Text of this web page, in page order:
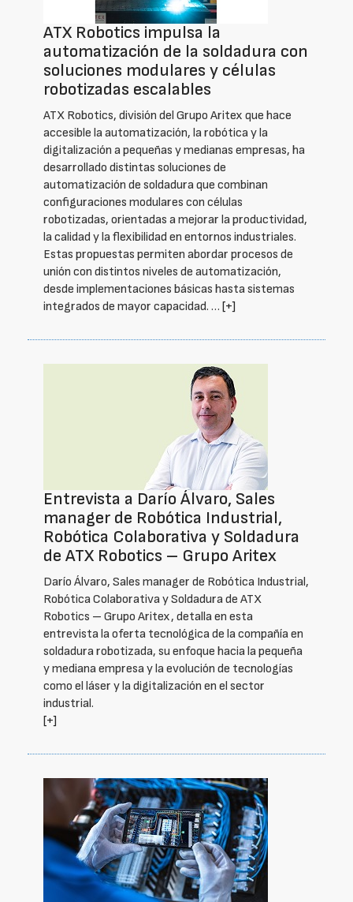
ATX Robotics impulsa la
automatización de la soldadura con
soluciones modulares y células
robotizadas escalables
ATX Robotics, división del Grupo Aritex que hace
accesible la automatización, la robótica y la
digitalización a pequeñas y medianas empresas, ha
desarrollado distintas soluciones de
automatización de soldadura que combinan
configuraciones modulares con células
robotizadas, orientadas a mejorar la productividad,
la calidad y la flexibilidad en entornos industriales.
Estas propuestas permiten abordar procesos de
unión con distintos niveles de automatización,
desde implementaciones básicas hasta sistemas
integrados de mayor capacidad. … [+]
Entrevista a Darío Álvaro, Sales
manager de Robótica Industrial,
Robótica Colaborativa y Soldadura
de ATX Robotics – Grupo Aritex
Darío Álvaro, Sales manager de Robótica Industrial,
Robótica Colaborativa y Soldadura de ATX
Robotics – Grupo Aritex, detalla en esta
entrevista la oferta tecnológica de la compañía en
soldadura robotizada, su enfoque hacia la pequeña
y mediana empresa y la evolución de tecnologías
como el láser y la digitalización en el sector
industrial.
[+]